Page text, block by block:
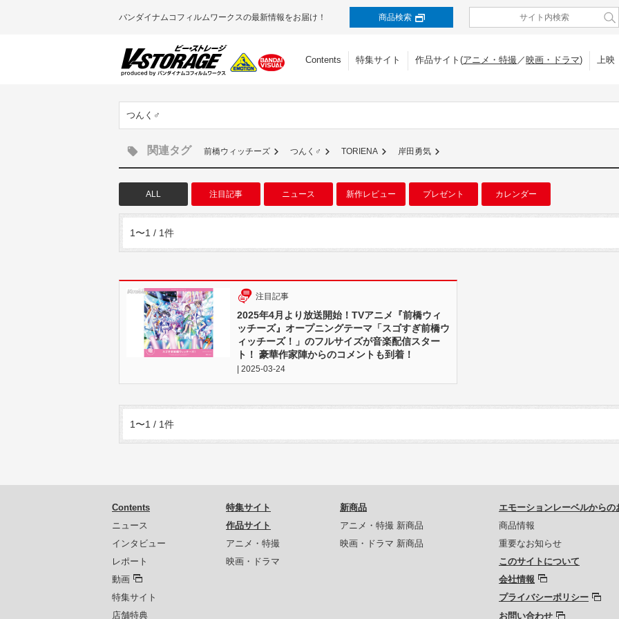
バンダイナムコフィルムワークスの最新情報をお届け！ 商品検索
Contents 特集サイト 作品サイト(アニメ・特撮／映画・ドラマ) 上映
つんく♂
関連タグ 前橋ウィッチーズ つんく♂ TORIENA 岸田勇気
ALL 注目記事 ニュース 新作レビュー プレゼント カレンダー
1〜1 / 1件
注目記事
2025年4月より放送開始！TVアニメ『前橋ウィ
ッチーズ』オープニングテーマ「スゴすぎ前橋ウ
ィッチーズ！」のフルサイズが音楽配信スター
ト！ 豪華作家陣からのコメントも到着！
| 2025-03-24
1〜1 / 1件
Contents
ニュース
インタビュー
レポート
動画
特集サイト
店舗特典
特集サイト
作品サイト
アニメ・特撮
映画・ドラマ
新商品
アニメ・特撮 新商品
映画・ドラマ 新商品
エモーションレーベルからの
商品情報
重要なお知らせ
このサイトについて
会社情報
プライバシーポリシー
お問い合わせ